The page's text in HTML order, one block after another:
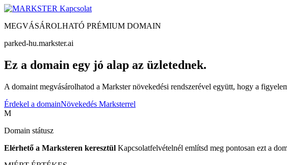
Kapcsolat
MEGVÁSÁROLHATÓ PRÉMIUM DOMAIN
parked-hu.markster.ai
Ez a domain egy jó alap az üzletednek.
A domaint megvásárolhatod a Markster növekedési rendszerével együtt, hogy a
Érdekel a domainNövekedés Marksterrel
M
Domain státusz
Elérhető a Marksteren keresztül Kapcsolatfelvételnél említsd meg pontosan ezt a